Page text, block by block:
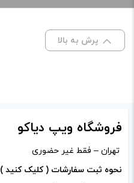
از کادر بالا انتخاب کنید.
پرش به بالا
فروشگاه ویپ دیاکو
تهران – فقط غیر حضوری
نحوه ثبت سفارشات ( کلیک کنید )